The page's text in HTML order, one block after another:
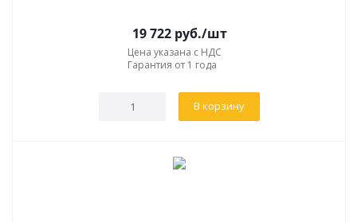
19 722руб./шт
Цена указана с НДС
Гарантия от 1 года
В корзину